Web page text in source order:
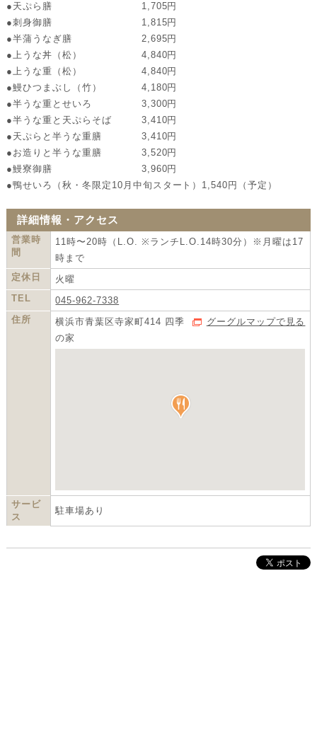
●天ぷら膳 1,705円
●刺身御膳 1,815円
●半蒲うなぎ膳 2,695円
●上うな丼（松） 4,840円
●上うな重（松） 4,840円
●鰻ひつまぶし（竹） 4,180円
●半うな重とせいろ 3,300円
●半うな重と天ぷらそば 3,410円
●天ぷらと半うな重膳 3,410円
●お造りと半うな重膳 3,520円
●鰻寮御膳 3,960円
●鴨せいろ（秋・冬限定10月中旬スタート）1,540円（予定）
詳細情報・アクセス
営業時
間
11時〜20時（L.O. ※ランチL.O.14時30分）※月曜は17
時まで
定休日
火曜
TEL
045-962-7338
住所
グーグルマップで見る
横浜市青葉区寺家町414 四季
の家
サービ
ス
駐車場あり